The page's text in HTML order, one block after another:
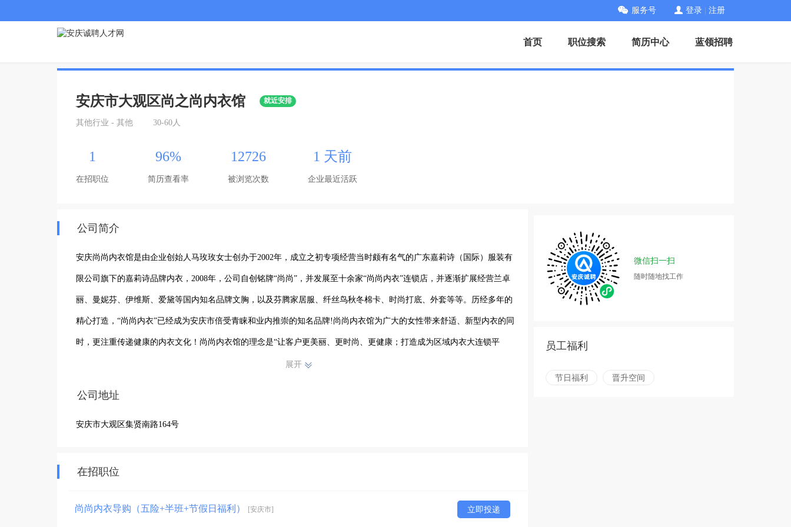
服务号 登录 注册
首页 职位搜索 简历中心 蓝领招聘
安庆市大观区尚之尚内衣馆 就近安排
其他行业 - 其他 30-60人
1
在招职位
96%
简历查看率
12726
被浏览次数
1 天前
企业最近活跃
公司简介
安庆尚尚内衣馆是由企业创始人马玫玫女士创办于2002年，成立之初专项经营当时颇有名气的广东嘉莉诗（国际）服装有
限公司旗下的嘉莉诗品牌内衣，2008年，公司自创铭牌“尚尚”，并发展至十余家“尚尚内衣”连锁店，并逐渐扩展经营兰卓
丽、曼妮芬、伊维斯、爱黛等国内知名品牌文胸，以及芬腾家居服、纤丝鸟秋冬棉卡、时尚打底、外套等等。历经多年的
精心打造，“尚尚内衣”已经成为安庆市倍受青睐和业内推崇的知名品牌!尚尚内衣馆为广大的女性带来舒适、新型内衣的同
时，更注重传递健康的内衣文化！尚尚内衣馆的理念是“让客户更美丽、更时尚、更健康；打造成为区域内衣大连锁平
台；致力改善员工生活品质”。尚尚内衣馆赋予女人“能量”，为女性插入魅力的翅膀，让女性从内到外得以升华，彰显非
安庆市尚尚内衣馆为客户提供优质的服务，主要经营服装、百货批发零售。期待广大朋友的光临！
展开
公司地址
安庆市大观区集贤南路164号
在招职位
尚尚内衣导购（五险+半班+节假日福利） [安庆市] 立即投递
微信扫一扫
随时随地找工作
员工福利
节日福利 晋升空间